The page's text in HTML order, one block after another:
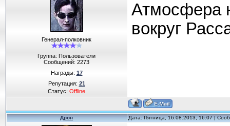
Генерал-полковник
Группа: Пользователи
Сообщений:2273
Награды:17
Репутация:21
Статус:Offline
Атмосфера
вокруг
Дрон Дата: Пятница, 16.08.2013, 16:07 |